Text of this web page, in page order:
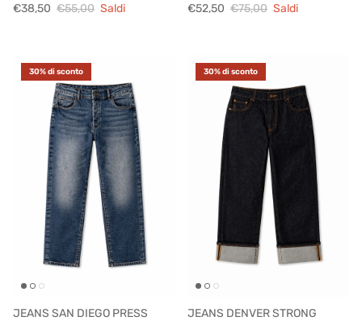
€38,50 €55,00 Saldi
€52,50 €75,00 Saldi
30% di sconto
JEANS SAN DIEGO PRESS
30% di sconto
JEANS DENVER STRONG